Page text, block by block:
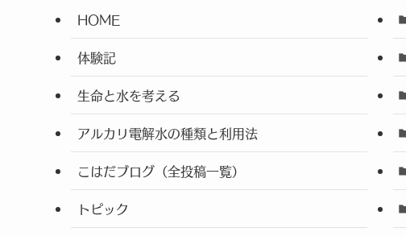
HOME
体験記
生命と水を考える
アルカリ電解水の種類と利用法
こはだブログ（全投稿一覧）
トピック